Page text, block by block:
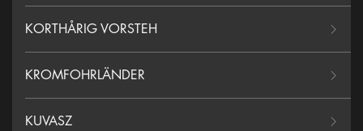
KORTHÅRIG VORSTEH
KROMFOHRLÄNDER
KUVASZ